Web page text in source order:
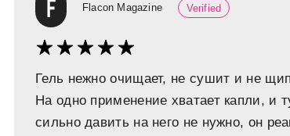
Flacon Magazine Verified
Гель нежно очищает, не сушит и не
На одно применение хватает капли, и
сильно давить на него не нужно, он